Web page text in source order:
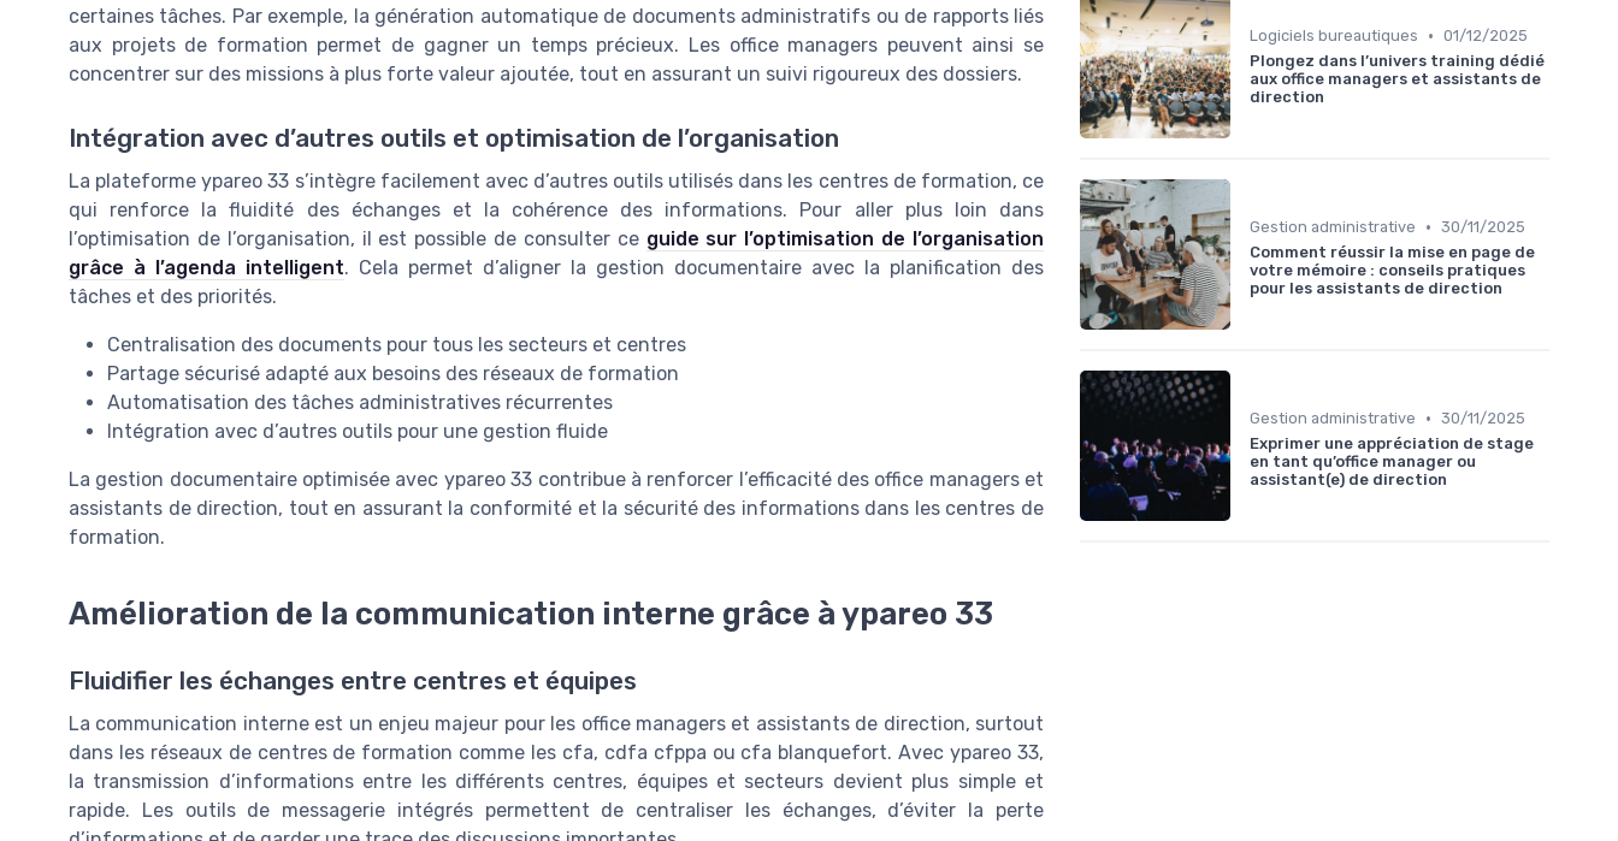
certaines tâches. Par exemple, la génération automatique de documents administratifs ou de rapports liés
aux projets de formation permet de gagner un temps précieux. Les office managers peuvent ainsi se
concentrer sur des missions à plus forte valeur ajoutée, tout en assurant un suivi rigoureux des dossiers.
Intégration avec d’autres outils et optimisation de l’organisation
La plateforme ypareo 33 s’intègre facilement avec d’autres outils utilisés dans les centres de formation, ce
qui renforce la fluidité des échanges et la cohérence des informations. Pour aller plus loin dans
l’optimisation de l’organisation, il est possible de consulter ce guide sur l’optimisation de l’organisation
grâce à l’agenda intelligent. Cela permet d’aligner la gestion documentaire avec la planification des
tâches et des priorités.
Centralisation des documents pour tous les secteurs et centres
Partage sécurisé adapté aux besoins des réseaux de formation
Automatisation des tâches administratives récurrentes
Intégration avec d’autres outils pour une gestion fluide
La gestion documentaire optimisée avec ypareo 33 contribue à renforcer l’efficacité des office managers et
assistants de direction, tout en assurant la conformité et la sécurité des informations dans les centres de
formation.
Amélioration de la communication interne grâce à ypareo 33
Fluidifier les échanges entre centres et équipes
La communication interne est un enjeu majeur pour les office managers et assistants de direction, surtout
dans les réseaux de centres de formation comme les cfa, cdfa cfppa ou cfa blanquefort. Avec ypareo 33,
la transmission d’informations entre les différents centres, équipes et secteurs devient plus simple et
rapide. Les outils de messagerie intégrés permettent de centraliser les échanges, d’éviter la perte
Logiciels bureautiques • 01/12/2025
Plongez dans l’univers training dédié
aux office managers et assistants de
direction
Gestion administrative • 30/11/2025
Comment réussir la mise en page de
votre mémoire : conseils pratiques
pour les assistants de direction
Gestion administrative • 30/11/2025
Exprimer une appréciation de stage
en tant qu’office manager ou
assistant(e) de direction